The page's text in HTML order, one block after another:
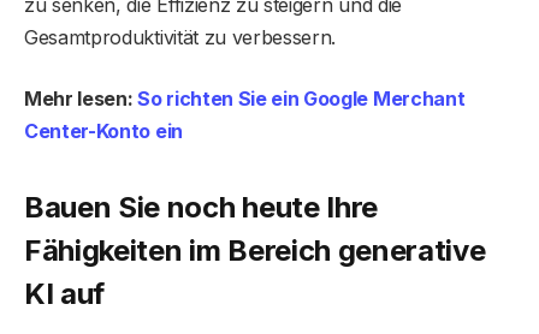
Gesamtproduktivität zu verbessern.
Mehr lesen:So richten Sie ein Google Merchant
Center-Konto ein
Bauen Sie noch heute Ihre
Fähigkeiten im Bereich generative
KI auf